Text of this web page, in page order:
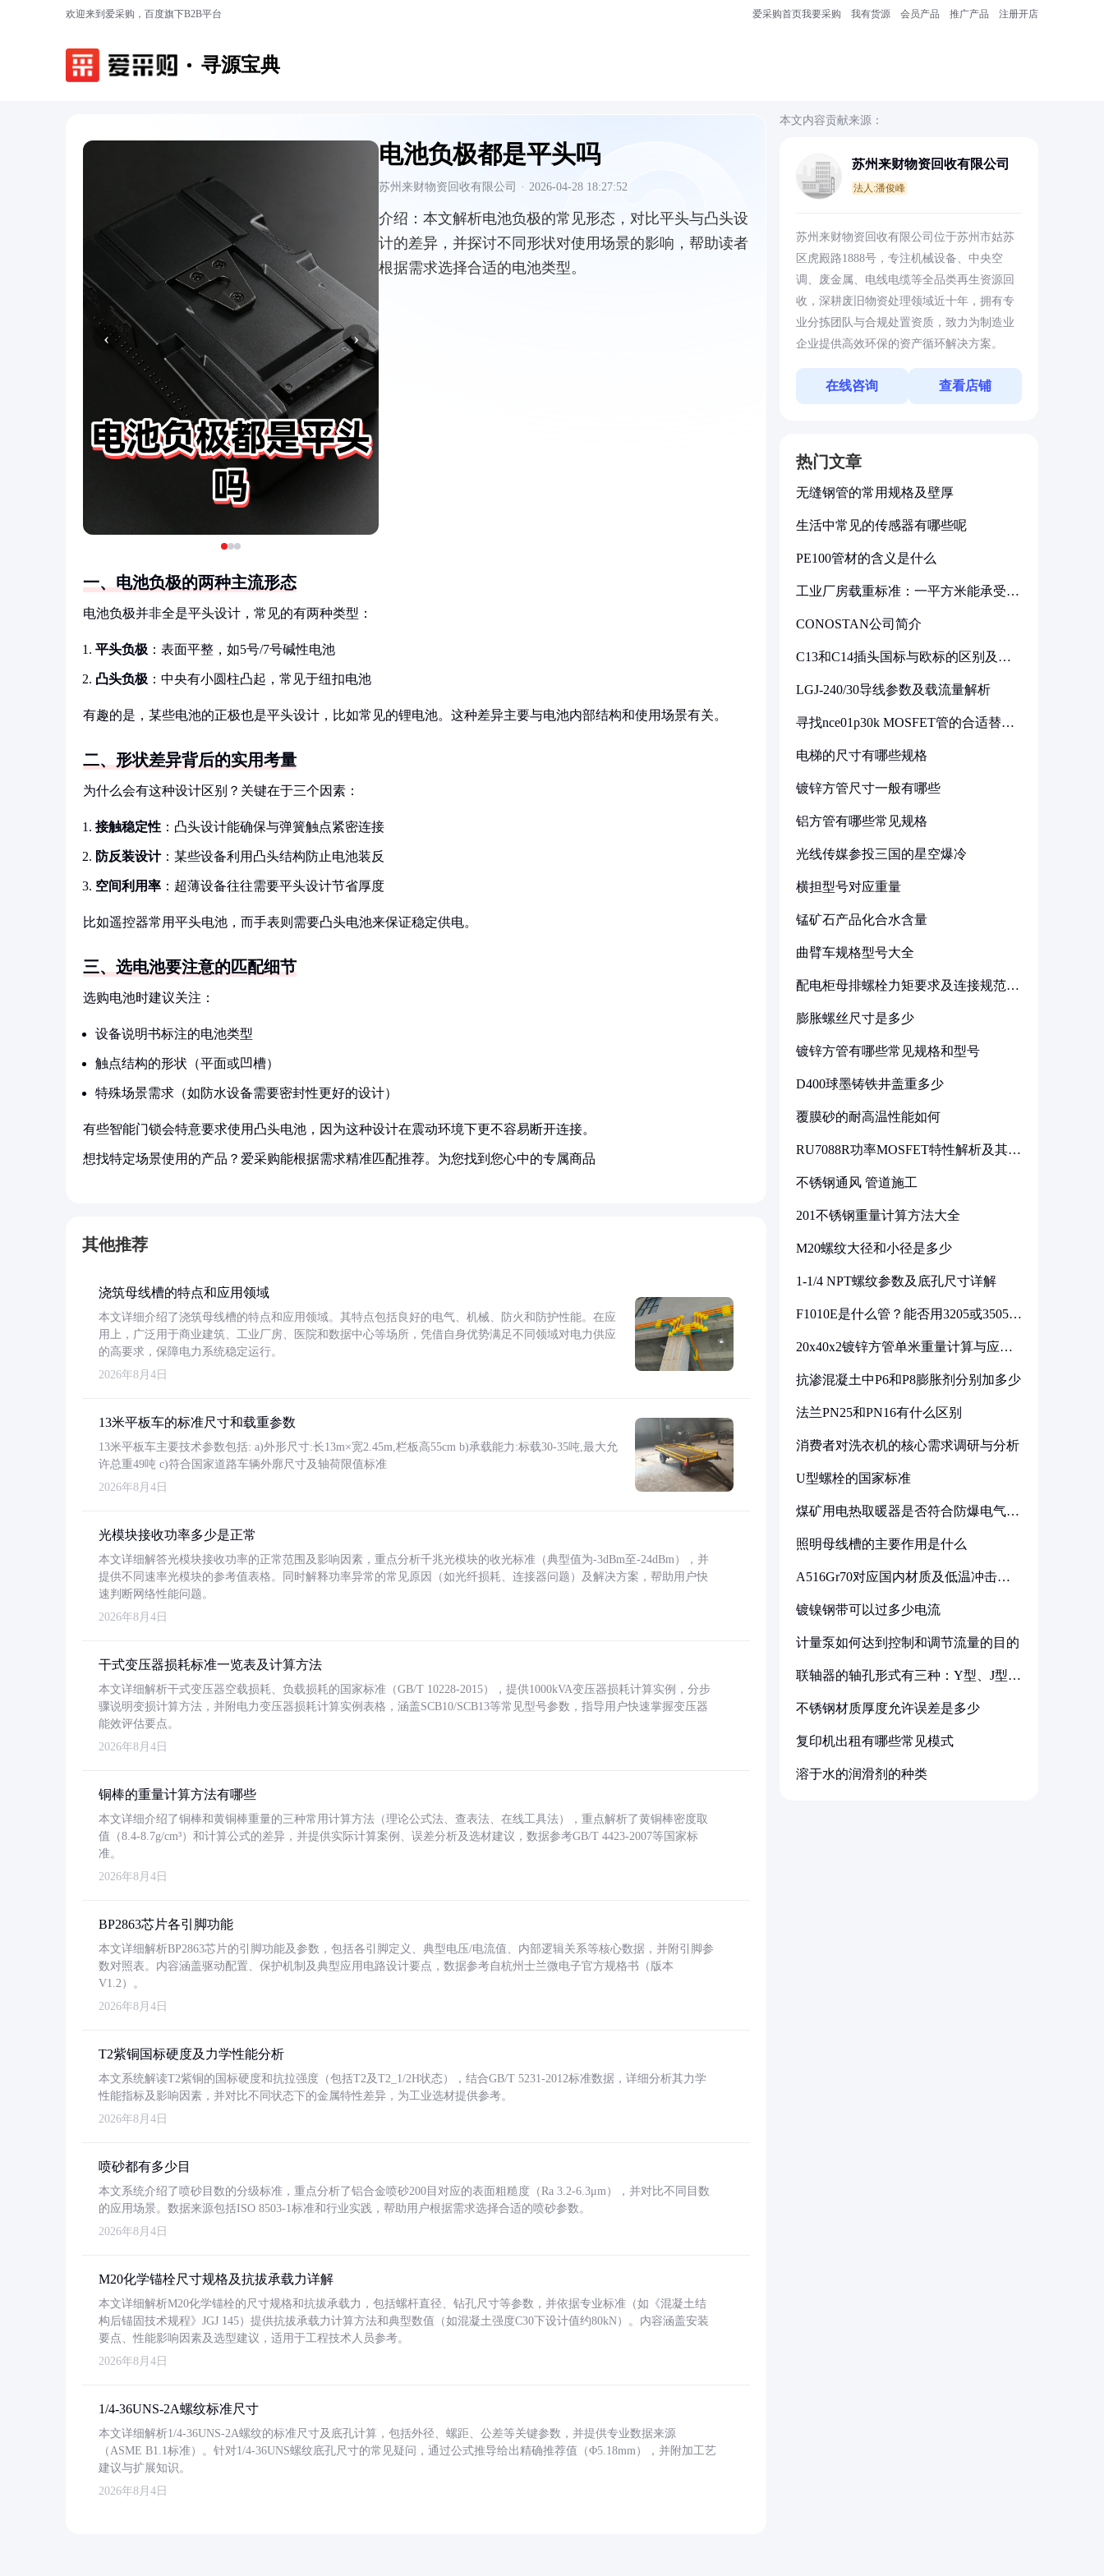
欢迎来到爱采购，百度旗下B2B平台 爱采购首页我要采购 我有货源 会员产品 推广产品 注册开店
寻源宝典
‹ ›
电池负极都是平头吗
苏州来财物资回收有限公司 · 2026-04-28 18:27:52
介绍： 本文解析电池负极的常见形态，对比平头与凸头设
计的差异，并探讨不同形状对使用场景的影响，帮助读者
根据需求选择合适的电池类型。
一、电池负极的两种主流形态
电池负极并非全是平头设计，常见的有两种类型：
平头负极 ：表面平整，如5号/7号碱性电池
凸头负极 ：中央有小圆柱凸起，常见于纽扣电池
有趣的是，某些电池的正极也是平头设计，比如常见的锂电池。这种差异主要与电池内部结构和使用场景有关。
二、形状差异背后的实用考量
为什么会有这种设计区别？关键在于三个因素：
接触稳定性 ：凸头设计能确保与弹簧触点紧密连接
防反装设计：某些设备利用凸头结构防止电池装反
空间利用率 ：超薄设备往往需要平头设计节省厚度
比如遥控器常用平头电池，而手表则需要凸头电池来保证稳定供电。
三、选电池要注意的匹配细节
选购电池时建议关注：
设备说明书标注的电池类型
触点结构的形状（平面或凹槽）
特殊场景需求（如防水设备需要密封性更好的设计）
有些智能门锁会特意要求使用凸头电池，因为这种设计在震动环境下更不容易断开连接。
想找特定场景使用的产品？爱采购能根据需求精准匹配推荐。为您找到您心中的专属商品
其他推荐
浇筑母线槽的特点和应用领域
本文详细介绍了浇筑母线槽的特点和应用领域。其特点包括良好的电气、机械、防火和防护性能。在应
用上，广泛用于商业建筑、工业厂房、医院和数据中心等场所，凭借自身优势满足不同领域对电力供应
的高要求，保障电力系统稳定运行。
2026年8月4日
13米平板车的标准尺寸和载重参数
13米平板车主要技术参数包括: a)外形尺寸:长13m×宽2.45m,栏板高55cm b)承载能力:标载30-35吨,最大允
许总重49吨 c)符合国家道路车辆外廓尺寸及轴荷限值标准
2026年8月4日
光模块接收功率多少是正常
本文详细解答光模块接收功率的正常范围及影响因素，重点分析千兆光模块的收光标准（典型值为-3dBm至-24dBm），并
提供不同速率光模块的参考值表格。同时解释功率异常的常见原因（如光纤损耗、连接器问题）及解决方案，帮助用户快
速判断网络性能问题。
2026年8月4日
干式变压器损耗标准一览表及计算方法
本文详细解析干式变压器空载损耗、负载损耗的国家标准（GB/T 10228-2015），提供1000kVA变压器损耗计算实例，分步
骤说明变损计算方法，并附电力变压器损耗计算实例表格，涵盖SCB10/SCB13等常见型号参数，指导用户快速掌握变压器
能效评估要点。
2026年8月4日
铜棒的重量计算方法有哪些
本文详细介绍了铜棒和黄铜棒重量的三种常用计算方法（理论公式法、查表法、在线工具法），重点解析了黄铜棒密度取
值（8.4-8.7g/cm³）和计算公式的差异，并提供实际计算案例、误差分析及选材建议，数据参考GB/T 4423-2007等国家标
准。
2026年8月4日
BP2863芯片各引脚功能
本文详细解析BP2863芯片的引脚功能及参数，包括各引脚定义、典型电压/电流值、内部逻辑关系等核心数据，并附引脚参
数对照表。内容涵盖驱动配置、保护机制及典型应用电路设计要点，数据参考自杭州士兰微电子官方规格书（版本
V1.2）。
2026年8月4日
T2紫铜国标硬度及力学性能分析
本文系统解读T2紫铜的国标硬度和抗拉强度（包括T2及T2_1/2H状态），结合GB/T 5231-2012标准数据，详细分析其力学
性能指标及影响因素，并对比不同状态下的金属特性差异，为工业选材提供参考。
2026年8月4日
喷砂都有多少目
本文系统介绍了喷砂目数的分级标准，重点分析了铝合金喷砂200目对应的表面粗糙度（Ra 3.2-6.3μm），并对比不同目数
的应用场景。数据来源包括ISO 8503-1标准和行业实践，帮助用户根据需求选择合适的喷砂参数。
2026年8月4日
M20化学锚栓尺寸规格及抗拔承载力详解
本文详细解析M20化学锚栓的尺寸规格和抗拔承载力，包括螺杆直径、钻孔尺寸等参数，并依据专业标准（如《混凝土结
构后锚固技术规程》JGJ 145）提供抗拔承载力计算方法和典型数值（如混凝土强度C30下设计值约80kN）。内容涵盖安装
要点、性能影响因素及选型建议，适用于工程技术人员参考。
2026年8月4日
1/4-36UNS-2A螺纹标准尺寸
本文详细解析1/4-36UNS-2A螺纹的标准尺寸及底孔计算，包括外径、螺距、公差等关键参数，并提供专业数据来源
（ASME B1.1标准）。针对1/4-36UNS螺纹底孔尺寸的常见疑问，通过公式推导给出精确推荐值（Φ5.18mm），并附加工艺
建议与扩展知识。
2026年8月4日
本文内容贡献来源：
苏州来财物资回收有限公司
法人:潘俊峰
苏州来财物资回收有限公司位于苏州市姑苏
区虎殿路1888号，专注机械设备、中央空
调、废金属、电线电缆等全品类再生资源回
收，深耕废旧物资处理领域近十年，拥有专
业分拣团队与合规处置资质，致力为制造业
企业提供高效环保的资产循环解决方案。
在线咨询 查看店铺
热门文章
无缝钢管的常用规格及壁厚
生活中常见的传感器有哪些呢
PE100管材的含义是什么
工业厂房载重标准：一平方米能承受多
CONOSTAN公司简介
C13和C14插头国标与欧标的区别及其
LGJ-240/30导线参数及载流量解析
寻找nce01p30k MOSFET管的合适替代
电梯的尺寸有哪些规格
镀锌方管尺寸一般有哪些
铝方管有哪些常见规格
光线传媒参投三国的星空爆冷
横担型号对应重量
锰矿石产品化合水含量
曲臂车规格型号大全
配电柜母排螺栓力矩要求及连接规范详
膨胀螺丝尺寸是多少
镀锌方管有哪些常见规格和型号
D400球墨铸铁井盖重多少
覆膜砂的耐高温性能如何
RU7088R功率MOSFET特性解析及其在
不锈钢通风 管道施工
201不锈钢重量计算方法大全
M20螺纹大径和小径是多少
1-1/4 NPT螺纹参数及底孔尺寸详解
F1010E是什么管？能否用3205或3505代
20x40x2镀锌方管单米重量计算与应用
抗渗混凝土中P6和P8膨胀剂分别加多少
法兰PN25和PN16有什么区别
消费者对洗衣机的核心需求调研与分析
U型螺栓的国家标准
煤矿用电热取暖器是否符合防爆电气设
照明母线槽的主要作用是什么
A516Gr70对应国内材质及低温冲击要
镀镍钢带可以过多少电流
计量泵如何达到控制和调节流量的目的
联轴器的轴孔形式有三种：Y型、J型、
不锈钢材质厚度允许误差是多少
复印机出租有哪些常见模式
溶于水的润滑剂的种类